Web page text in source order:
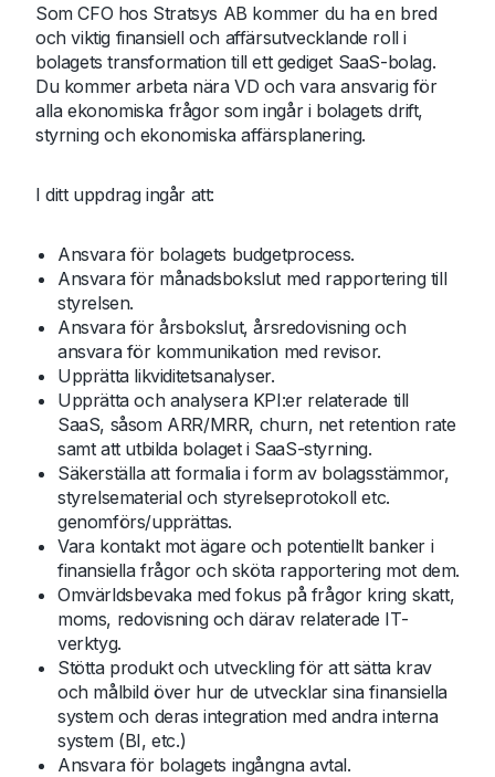
Som CFO hos Stratsys AB kommer du ha en bred
och viktig finansiell och affärsutvecklande roll i
bolagets transformation till ett gediget SaaS-bolag.
Du kommer arbeta nära VD och vara ansvarig för
alla ekonomiska frågor som ingår i bolagets drift,
styrning och ekonomiska affärsplanering.
I ditt uppdrag ingår att:
Ansvara för bolagets budgetprocess.
Ansvara för månadsbokslut med rapportering till
styrelsen.
Ansvara för årsbokslut, årsredovisning och
ansvara för kommunikation med revisor.
Upprätta likviditetsanalyser.
Upprätta och analysera KPI:er relaterade till
SaaS, såsom ARR/MRR, churn, net retention rate
samt att utbilda bolaget i SaaS-styrning.
Säkerställa att formalia i form av bolagsstämmor,
styrelsematerial och styrelseprotokoll etc.
genomförs/upprättas.
Vara kontakt mot ägare och potentiellt banker i
finansiella frågor och sköta rapportering mot dem.
Omvärldsbevaka med fokus på frågor kring skatt,
moms, redovisning och därav relaterade IT-
verktyg.
Stötta produkt och utveckling för att sätta krav
och målbild över hur de utvecklar sina finansiella
system och deras integration med andra interna
system (BI, etc.)
Ansvara för bolagets ingångna avtal.